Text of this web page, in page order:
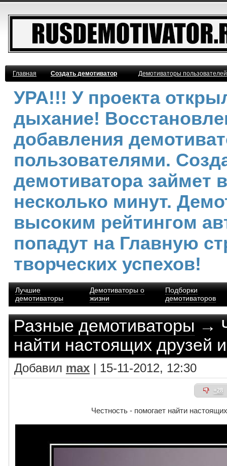
Главная Создать демотиватор Демотиваторы
УРА!!! У проекта
дыхание!
добавления
пользователями.
демотиватора займет
несколько минут.
высоким рейтингом
попадут на Главную
творческих успехов!
Лучшие
демотиваторы
Демотиваторы о
жизни
Подборки
демотиваторов
Разные демотиваторы→
найти настоящих друзей
Добавил max | 15-11-2012, 12:30
+28
Честность - помогает найти